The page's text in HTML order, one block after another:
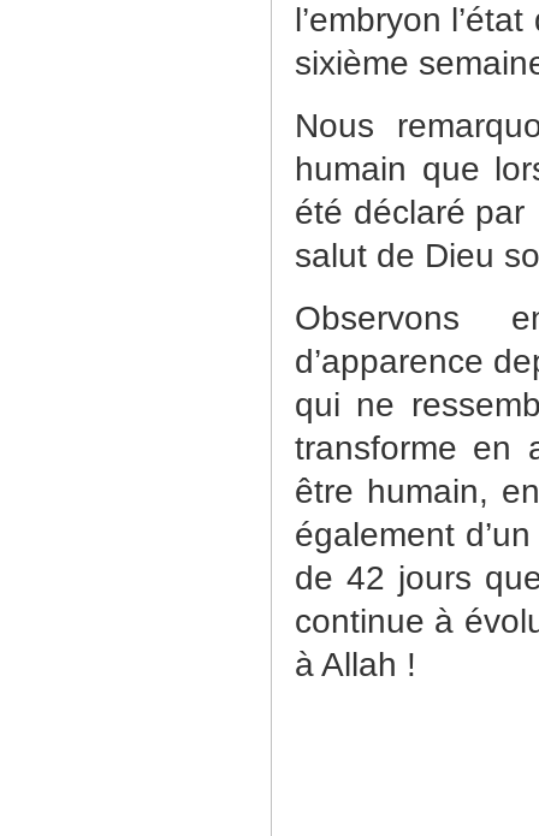
l’embryon
sixième
Nous
humain que
été déclaré par
salut de Dieu
Observons
d’apparence
qui ne
transforme en
être humain,
également
de 42 jours
continue à
à Allah !